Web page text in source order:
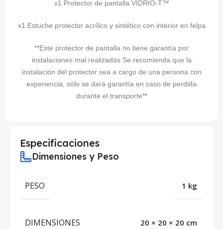
x1 Protector de pantalla VIDRIO-T™
x1 Estuche protector acrílico y sintético con interior en felpa
**Este protector de pantalla no tiene garantía por
instalaciones mal realizadas Se recomienda que la
instalación del protector sea a cargo de una persona con
experiencia, sólo se dará garantía en caso de perdida
durante el transporte**
Especificaciones
Dimensiones y Peso
PESO 1 kg
DIMENSIONES 20 × 20 × 20 cm